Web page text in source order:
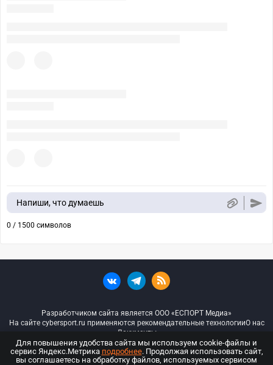
Напиши, что думаешь
0 / 1500 символов
Разработчиком сайта является ООО «ЕСПОРТ Медиа»
На сайте cybersport.ru применяются рекомендательные технологииО нас
Документы
© ООО «Киберспорт.ру» — Все права защищены
Для повышения удобства сайта мы используем cookie-файлы и
сервис Яндекс.Метрика подробнее. Продолжая использовать сайт,
вы соглашаетесь на обработку файлов, используемых сервисом